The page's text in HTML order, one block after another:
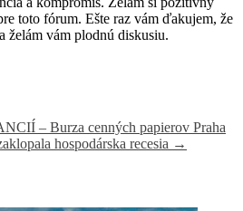
toto fórum. Ešte raz vám ďakujem, že
želám vám plodnú diskusiu.
– Burza cenných papierov Praha
hospodárska recesia →